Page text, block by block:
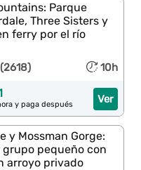
Parque
Three Sisters y
ferry por el río
10h
Ver
y paga después
y Mossman Gorge:
grupo pequeño con
arroyo privado